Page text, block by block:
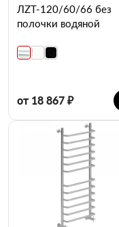
ЛZT-120/60/66 без
полочки водяной
от 18 867 ₽